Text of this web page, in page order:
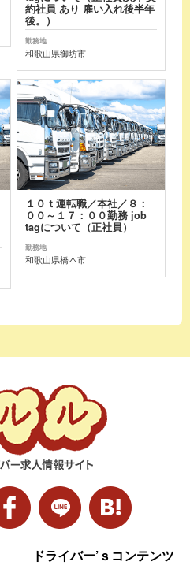
約社員 あり 雇い入れ後半年
後。）
勤務地
和歌山県御坊市
１０ｔ運転職／本社／８：
００～１７：００勤務 job
tagについて（正社員）
勤務地
和歌山県橋本市
ドライバー’ｓコンテンツ